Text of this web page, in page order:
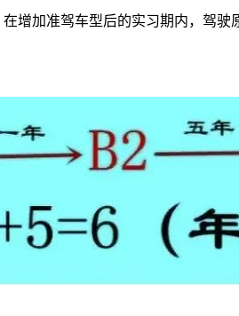
增加准驾车型后的实习期内，驾驶